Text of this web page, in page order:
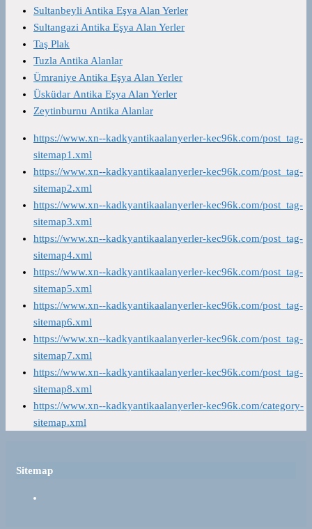
Sultanbeyli Antika Eşya Alan Yerler
Sultangazi Antika Eşya Alan Yerler
Taş Plak
Tuzla Antika Alanlar
Ümraniye Antika Eşya Alan Yerler
Üsküdar Antika Eşya Alan Yerler
Zeytinburnu Antika Alanlar
https://www.xn--kadkyantikaalanyerler-kec96k.com/post_tag-
sitemap1.xml
https://www.xn--kadkyantikaalanyerler-kec96k.com/post_tag-
sitemap2.xml
https://www.xn--kadkyantikaalanyerler-kec96k.com/post_tag-
sitemap3.xml
https://www.xn--kadkyantikaalanyerler-kec96k.com/post_tag-
sitemap4.xml
https://www.xn--kadkyantikaalanyerler-kec96k.com/post_tag-
sitemap5.xml
https://www.xn--kadkyantikaalanyerler-kec96k.com/post_tag-
sitemap6.xml
https://www.xn--kadkyantikaalanyerler-kec96k.com/post_tag-
sitemap7.xml
https://www.xn--kadkyantikaalanyerler-kec96k.com/post_tag-
sitemap8.xml
https://www.xn--kadkyantikaalanyerler-kec96k.com/category-
sitemap.xml
Sitemap